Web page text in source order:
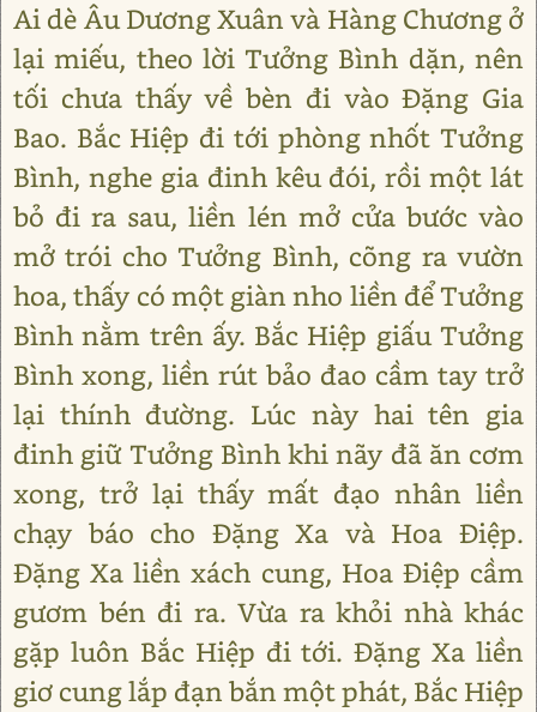
Ai dè Âu Dương Xuân và Hàng Chương ở
lại miếu, theo lời Tưởng Bình dặn, nên
tối chưa thấy về bèn đi vào Đặng Gia
Bao. Bắc Hiệp đi tới phòng nhốt Tưởng
Bình, nghe gia đinh kêu đói, rồi một lát
bỏ đi ra sau, liền lén mở cửa bước vào
mở trói cho Tưởng Bình, cõng ra vườn
hoa, thấy có một giàn nho liền để Tưởng
Bình nằm trên ấy. Bắc Hiệp giấu Tưởng
Bình xong, liền rút bảo đao cầm tay trở
lại thính đường. Lúc này hai tên gia
đinh giữ Tưởng Bình khi nãy đã ăn cơm
xong, trở lại thấy mất đạo nhân liền
chạy báo cho Đặng Xa và Hoa Điệp.
Đặng Xa liền xách cung, Hoa Điệp cầm
gươm bén đi ra. Vừa ra khỏi nhà khác
gặp luôn Bắc Hiệp đi tới. Đặng Xa liền
giơ cung lắp đạn bắn một phát, Bắc Hiệp